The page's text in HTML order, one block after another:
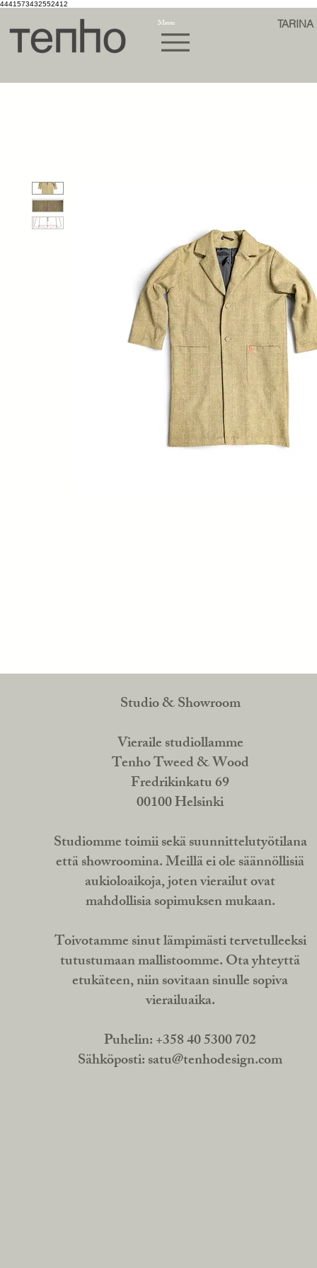
4441573432552412
Menu TARINA
Studio & Showroom
Vieraile studiollamme
Tenho Tweed & Wood
Fredrikinkatu 69
00100 Helsinki
Studiomme toimii sekä suunnittelutyötilana
että showroomina. Meillä ei ole säännöllisiä
aukioloaikoja, joten vierailut ovat
mahdollisia sopimuksen mukaan.
Toivotamme sinut lämpimästi tervetulleeksi
tutustumaan mallistoomme. Ota yhteyttä
etukäteen, niin sovitaan sinulle sopiva
vierailuaika.
Puhelin: +358 40 5300 702
Sähköposti:satu@tenhodesign.com